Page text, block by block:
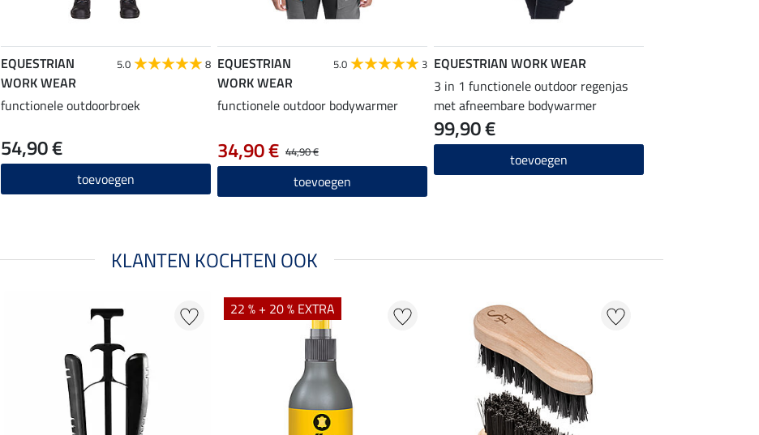
EQUESTRIAN
WORK WEAR
5.0 8
functionele outdoorbroek
54,90 €
toevoegen
EQUESTRIAN
WORK WEAR
5.0 3
functionele outdoor bodywarmer
44,90 €
34,90 €
toevoegen
EQUESTRIAN WORK WEAR
3 in 1 functionele outdoor regenjas
met afneembare bodywarmer
99,90 €
toevoegen
KLANTEN KOCHTEN OOK
22 % + 20 % EXTRA